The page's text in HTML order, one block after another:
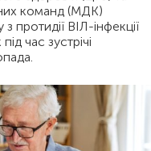
команд (МДК)
протидії ВІЛ-інфекції
час зустрічі